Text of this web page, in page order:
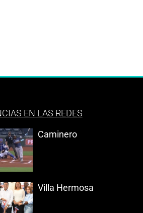
EN LAS REDES
Caminero
Villa Hermosa